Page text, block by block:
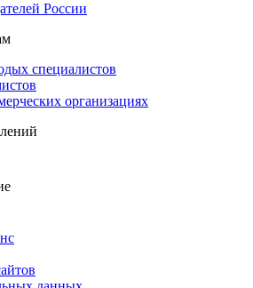
России
специалистов
организациях